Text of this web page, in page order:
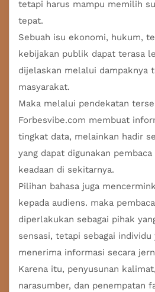
tetapi harus mampu memilih
tepat.
Sebuah isu ekonomi, hukum,
kebijakan publik dapat terasa
dijelaskan melalui dampaknya
masyarakat.
Maka melalui pendekatan
Forbesvibe.com membuat
tingkat data, melainkan hadir
yang dapat digunakan
keadaan di sekitarnya.
Pilihan bahasa juga
kepada audiens. maka
diperlakukan sebagai pihak
sensasi, tetapi sebagai individu
menerima informasi secara
Karena itu, penyusunan
narasumber, dan penempatan